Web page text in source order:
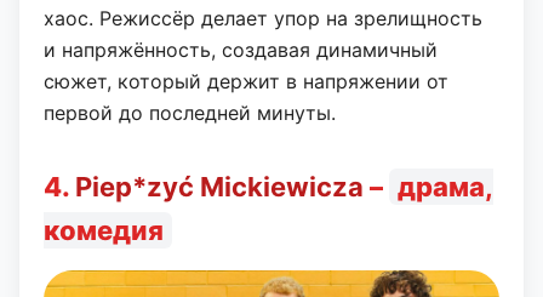
хаос. Режиссёр делает упор на зрелищность
и напряжённость, создавая динамичный
сюжет, который держит в напряжении от
первой до последней минуты.
4. Piep*zyć Mickiewicza – драма,
комедия